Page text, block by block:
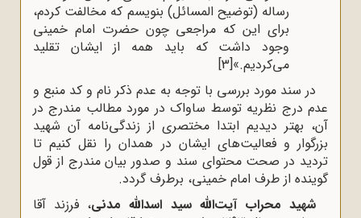
رساله (توضیح المسائل) بنویسم که مخالفت کردم،
برای این که مراجعی چون حضرت امام خمینی
وجود داشت که باید همه از ایشان تقلید
می‌کردیم.»[3]
در سند مورد بررسی با توجه به عدم ذکر نام و کد منبع و
عدم درج نظریه توسط ساواک در مورد مطالب مندرج در
آن، بهتر دیدیم ابتدا مختصری از زندگی‌نامه آن شهید
بزرگوار و فعالیت‌های ایشان در همدان را نقل کنیم تا
تردید در صحت محتوای سند و صدور بیان مندرج از قول
گوینده از طرف امام خمینی، برطرف گردد.
شهید محراب آیت‌الله سید اسدالله مدنی، فرزند آقا